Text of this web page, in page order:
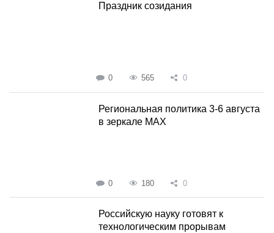
Праздник созидания
0 565 0
Региональная политика 3-6 августа
в зеркале MAX
0 180 0
Российскую науку готовят к
технологическим прорывам